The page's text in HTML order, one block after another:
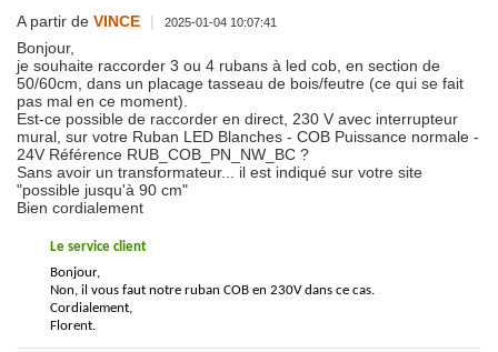
A partir de VINCE | 2025-01-04 10:07:41
Bonjour,
je souhaite raccorder 3 ou 4 rubans à led cob, en section de
50/60cm, dans un placage tasseau de bois/feutre (ce qui se fait
pas mal en ce moment).
Est-ce possible de raccorder en direct, 230 V avec interrupteur
mural, sur votre Ruban LED Blanches - COB Puissance normale -
24V Référence RUB_COB_PN_NW_BC ?
Sans avoir un transformateur... il est indiqué sur votre site
"possible jusqu'à 90 cm"
Bien cordialement
Le service client
Bonjour,
Non, il vous faut notre ruban COB en 230V dans ce cas.
Cordialement,
Florent.